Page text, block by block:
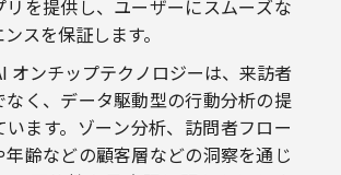
オンチップテクノロジーは、来訪者
なく、データ駆動型の行動分析の提
います。ゾーン分析、訪問者フロー
年齢などの顧客層などの洞察を通じ
の可能性を最大限に明らかにしま